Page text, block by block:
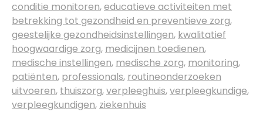
conditie monitoren,educatieve activiteiten met
betrekking tot gezondheid en preventieve zorg,
geestelijke gezondheidsinstellingen, kwalitatief
hoogwaardige zorg, medicijnen toedienen,
medische instellingen, medische zorg, monitoring,
patiënten, professionals, routineonderzoeken
uitvoeren, thuiszorg,verpleeghuis,verpleegkundige,
verpleegkundigen, ziekenhuis